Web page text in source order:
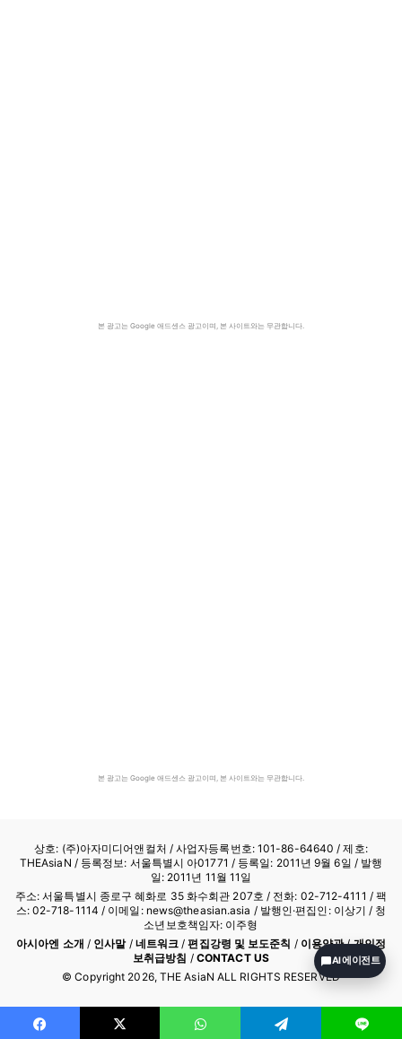
본 광고는 Google 애드센스 광고이며, 본 사이트와는 무관합니다.
본 광고는 Google 애드센스 광고이며, 본 사이트와는 무관합니다.
상호: (주)아자미디어앤컬처 /사업자등록번호: 101-86-64640 / 제호:
THEAsiaN / 등록정보: 서울특별시 아01771 / 등록일: 2011년 9월 6일 / 발행
일: 2011년 11월 11일
주소: 서울특별시 종로구 혜화로 35 화수회관 207호 / 전화: 02-712-4111 / 팩
스: 02-718-1114 / 이메일: news@theasian.asia / 발행인·편집인: 이상기 / 청
소년보호책임자: 이주형
아시아엔 소개 / 인사말/ 네트워크 /편집강령 및 보도준칙 / 이용약관/개인정
보취급방침 / CONTACT US
© Copyright 2026, THE AsiaN ALL RIGHTS RESERVED
AI 에이전트